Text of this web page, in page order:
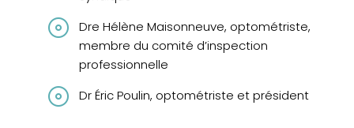
Dre Hélène Maisonneuve, optométriste,
membre du comité d’inspection
professionnelle
Dr Éric Poulin, optométriste et président